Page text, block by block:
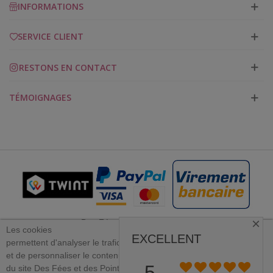
INFORMATIONS
SERVICE CLIENT
RESTONS EN CONTACT
TÉMOIGNAGES
Des Fées et des Points 2023
Les cookies
permettent d'analyser le trafic
et de personnaliser le contenu
du site Des Fées et des Points.
PLUS D'INFORMATION
×
EXCELLENT